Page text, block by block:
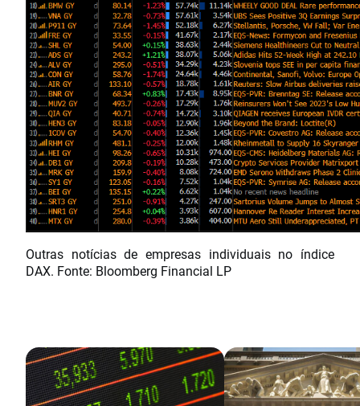
Outras notícias de empresas individuais no índice
DAX. Fonte: Bloomberg Financial LP